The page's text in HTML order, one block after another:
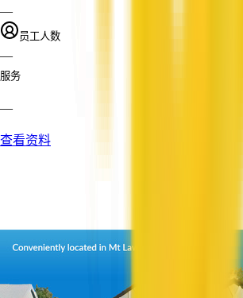
—
员工人数
—
服务
—
查看资料